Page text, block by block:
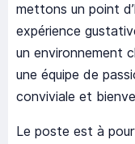
mettons un point
expérience
un environnement
une équipe de
conviviale et
Le poste est à